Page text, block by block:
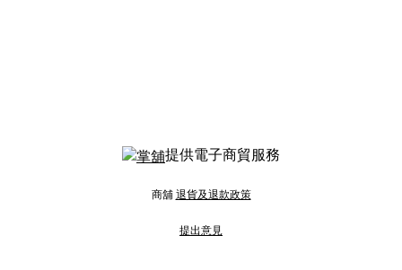
提供電子商貿服務
商舖 退貨及退款政策
提出意見